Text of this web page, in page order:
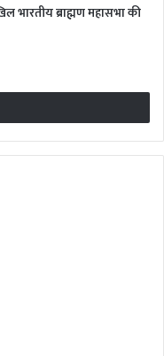
भारतीय ब्राह्मण महासभा की